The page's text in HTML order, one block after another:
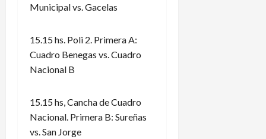
Municipal vs. Gacelas
15.15 hs. Poli 2. Primera A:
Cuadro Benegas vs. Cuadro
Nacional B
15.15 hs, Cancha de Cuadro
Nacional. Primera B: Sureñas
vs. San Jorge